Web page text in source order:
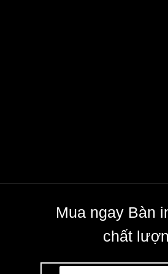
Mua ngay Bàn
chất